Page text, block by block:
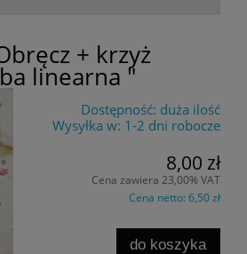
+ krzyż
linearna "
Dostępność: duża ilość
Wysyłka w: 1-2 dni robocze
8,00 zł
Cena zawiera 23,00% VAT
Cena netto: 6,50 zł
do koszyka